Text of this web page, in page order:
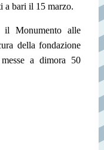
a bari il 15 marzo.
Monumento alle
della fondazione
a dimora 50